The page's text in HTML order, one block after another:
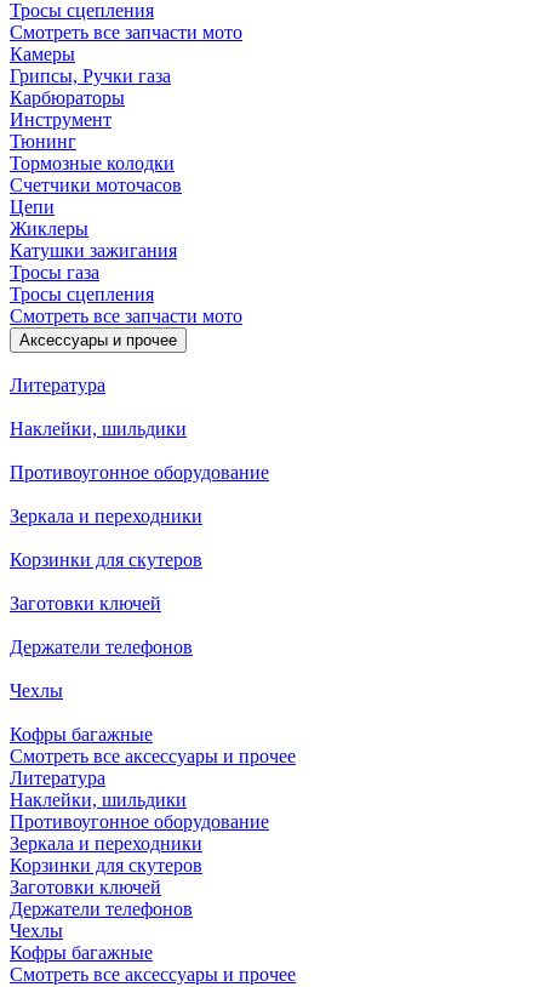
Тросы сцепления
Смотреть все запчасти мото
Камеры
Грипсы, Ручки газа
Карбюраторы
Инструмент
Тюнинг
Тормозные колодки
Счетчики моточасов
Цепи
Жиклеры
Катушки зажигания
Тросы газа
Тросы сцепления
Смотреть все запчасти мото
Аксессуары и прочее
Литература
Наклейки, шильдики
Противоугонное оборудование
Зеркала и переходники
Корзинки для скутеров
Заготовки ключей
Держатели телефонов
Чехлы
Кофры багажные
Смотреть все аксессуары и прочее
Литература
Наклейки, шильдики
Противоугонное оборудование
Зеркала и переходники
Корзинки для скутеров
Заготовки ключей
Держатели телефонов
Чехлы
Кофры багажные
Смотреть все аксессуары и прочее